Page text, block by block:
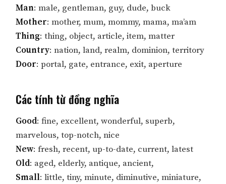
Man: male, gentleman, guy, dude, buck
Mother: mother, mum, mommy, mama, ma’am
Thing: thing, object, article, item, matter
Country: nation, land, realm, dominion, territory
Door: portal, gate, entrance, exit, aperture
Các tính từ đồng nghĩa
Good: fine, excellent, wonderful, superb,
marvelous, top-notch, nice
New: fresh, recent, up-to-date, current, latest
Old: aged, elderly, antique, ancient,
Small: little, tiny, minute, diminutive, miniature,